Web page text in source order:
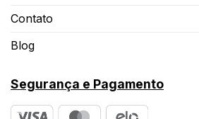
Contato
Blog
Segurança e Pagamento